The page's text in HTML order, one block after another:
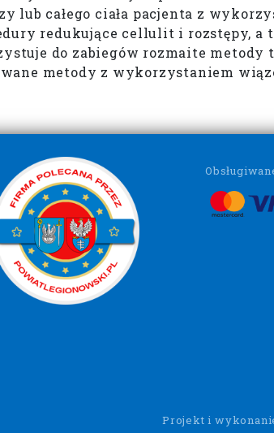
całego ciała pacjenta z
redukujące cellulit i rozstępy, a
do zabiegów rozmaite metody
metody z wykorzystaniem
Projekt i